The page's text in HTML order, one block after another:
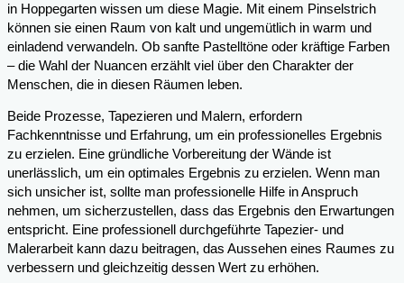
in Hoppegarten wissen um diese Magie. Mit einem Pinselstrich
können sie einen Raum von kalt und ungemütlich in warm und
einladend verwandeln. Ob sanfte Pastelltöne oder kräftige Farben
– die Wahl der Nuancen erzählt viel über den Charakter der
Menschen, die in diesen Räumen leben.
Beide Prozesse, Tapezieren und Malern, erfordern
Fachkenntnisse und Erfahrung, um ein professionelles Ergebnis
zu erzielen. Eine gründliche Vorbereitung der Wände ist
unerlässlich, um ein optimales Ergebnis zu erzielen. Wenn man
sich unsicher ist, sollte man professionelle Hilfe in Anspruch
nehmen, um sicherzustellen, dass das Ergebnis den Erwartungen
entspricht. Eine professionell durchgeführte Tapezier- und
Malerarbeit kann dazu beitragen, das Aussehen eines Raumes zu
verbessern und gleichzeitig dessen Wert zu erhöhen.